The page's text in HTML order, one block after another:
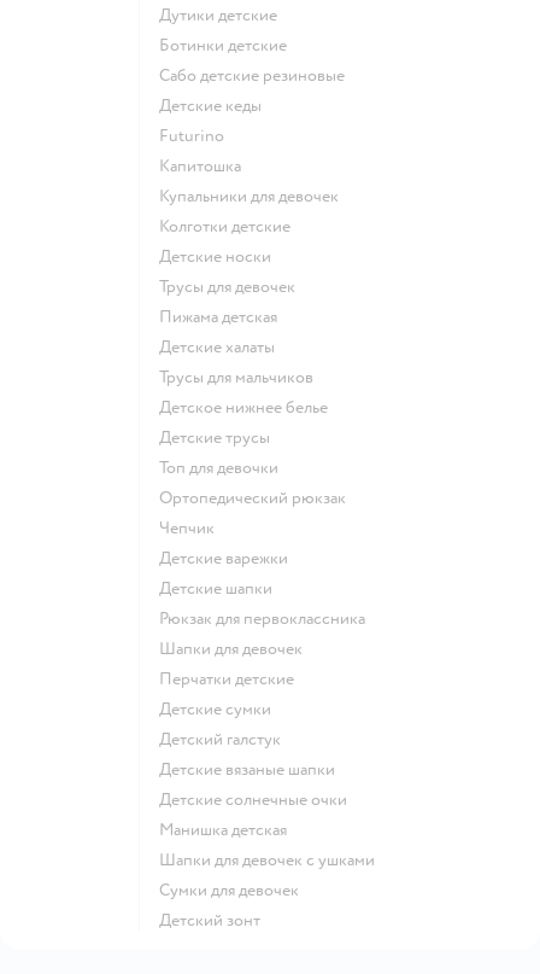
Дутики детские
Ботинки детские
Сабо детские резиновые
Детские кеды
Futurino
Капитошка
Купальники для девочек
Колготки детские
Детские носки
Трусы для девочек
Пижама детская
Детские халаты
Трусы для мальчиков
Детское нижнее белье
Детские трусы
Топ для девочки
Ортопедический рюкзак
Чепчик
Детские варежки
Детские шапки
Рюкзак для первоклассника
Шапки для девочек
Перчатки детские
Детские сумки
Детский галстук
Детские вязаные шапки
Детские солнечные очки
Манишка детская
Шапки для девочек с ушками
Сумки для девочек
Детский зонт